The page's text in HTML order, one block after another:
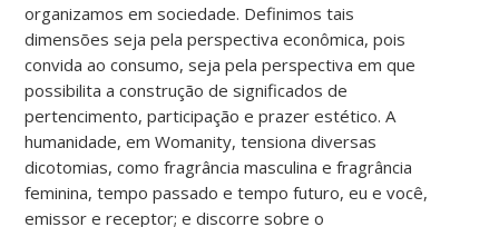
organizamos em sociedade. Definimos tais
dimensões seja pela perspectiva econômica, pois
convida ao consumo, seja pela perspectiva em que
possibilita a construção de significados de
pertencimento, participação e prazer estético. A
humanidade, em Womanity, tensiona diversas
dicotomias, como fragrância masculina e fragrância
feminina, tempo passado e tempo futuro, eu e você,
emissor e receptor; e discorre sobre o